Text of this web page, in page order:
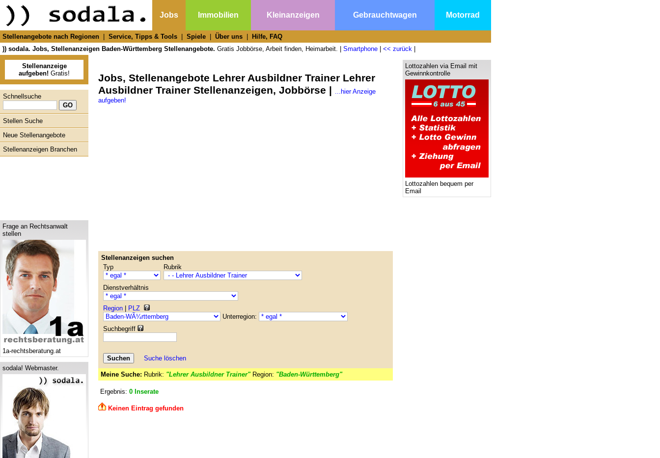
Jobs Immobilien Kleinanzeigen Gebrauchtwagen Motorrad
Stellenangebote nach Regionen Service, Tipps & Tools Spiele Über uns
Hilfe, FAQ
)) sodala. Jobs, Stellenanzeigen Baden-Württemberg Stellenangebote. Gratis Jobbörse, Arbeit finden, Heimarbeit. | Smartphone << zurück
Stellenanzeige
aufgeben! Gratis!
Schnellsuche
Stellen Suche
Neue Stellenangebote
Stellenanzeigen Branchen
Frage an Rechtsanwalt
stellen
1a-rechtsberatung.at
sodala! Webmaster.
Jobs, Stellenangebote Lehrer Ausbildner Trainer Lehrer
Ausbildner Trainer Stellenanzeigen, Jobbörse | ...hier Anzeige
aufgeben!
Stellenanzeigen suchen
Typ
Rubrik
Dienstverhältnis
Region
PLZ
Unterregion:
Suchbegriff
Suche löschen
Meine Suche: Rubrik: "Lehrer Ausbildner Trainer"Region: "Baden-Württemberg"
Ergebnis: 0 Inserate
Keinen Eintrag gefunden
Lottozahlen via Email mit
Gewinnkontrolle
Lottozahlen bequem per
Email